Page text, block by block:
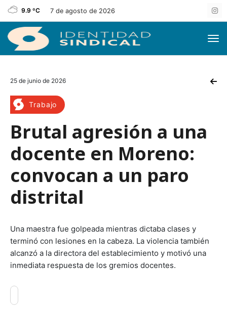
9.9 ºC 7 de agosto de 2026
25 de junio de 2026
Trabajo
Brutal agresión a una
docente en Moreno:
convocan a un paro
distrital
Una maestra fue golpeada mientras dictaba clases y
terminó con lesiones en la cabeza. La violencia también
alcanzó a la directora del establecimiento y motivó una
inmediata respuesta de los gremios docentes.